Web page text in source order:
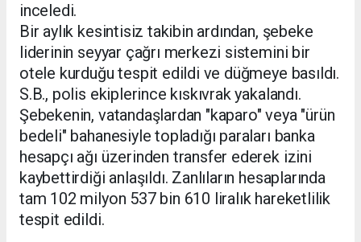
inceledi.
Bir aylık kesintisiz takibin ardından, şebeke
liderinin seyyar çağrı merkezi sistemini bir
otele kurduğu tespit edildi ve düğmeye basıldı.
S.B., polis ekiplerince kıskıvrak yakalandı.
Şebekenin, vatandaşlardan "kaparo" veya "ürün
bedeli" bahanesiyle topladığı paraları banka
hesapçı ağı üzerinden transfer ederek izini
kaybettirdiği anlaşıldı. Zanlıların hesaplarında
tam 102 milyon 537 bin 610 liralık hareketlilik
tespit edildi.